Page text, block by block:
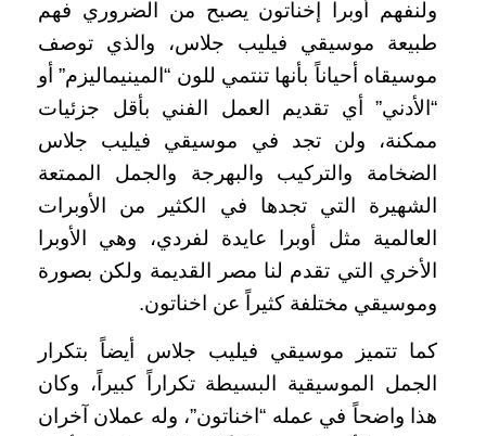
ولنفهم أوبرا إخناتون يصبح من الضروري فهم
طبيعة موسيقي فيليب جلاس، والذي توصف
موسيقاه أحياناً بأنها تنتمي للون “المينيماليزم” أو
“الأدني” أي تقديم العمل الفني بأقل جزئيات
ممكنة، ولن تجد في موسيقي فيليب جلاس
الضخامة والتركيب والبهرجة والجمل الممتعة
الشهيرة التي تجدها في الكثير من الأوبرات
العالمية مثل أوبرا عايدة لفردي، وهي الأوبرا
الأخري التي تقدم لنا مصر القديمة ولكن بصورة
وموسيقي مختلفة كثيراً عن اخناتون.
كما تتميز موسيقي فيليب جلاس أيضاً بتكرار
الجمل الموسيقية البسيطة تكراراً كبيراً، وكان
هذا واضحاً في عمله “اخناتون”، وله عملان آخران